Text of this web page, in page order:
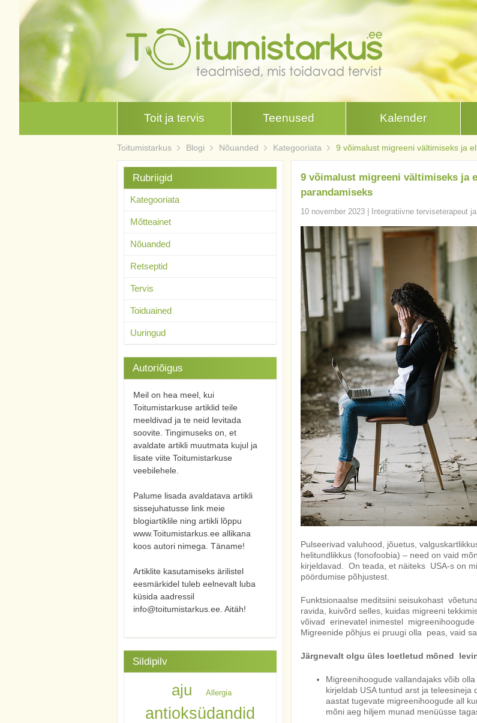
Toit ja tervis Teenused Kalender
Toitumistarkus Blogi Nõuanded Kategooriata 9 võimalust migreeni vältimiseks ja
9 võimalust migreeni vältimiseks ja
parandamiseks
10 november 2023| Integratiivne terviseterapeut
Pulseerivad valuhood, jõuetus,
helitundlikkus (fonofoobia) – need on vaid
kirjeldavad. On teada, et näiteks USA-s on
pöördumise põhjustest.
Funktsionaalse meditsiini seisukohast
ravida, kuivõrd selles, kuidas migreeni
võivad erinevatel inimestel migreenihoogude
Migreenide põhjus ei pruugi olla peas, vaid
Järgnevalt olgu üles loetletud mõned
Migreenihoogude vallandajaks võib
kirjeldab USA tuntud arst ja
aastat tugevate migreenihoogude all
mõni aeg hiljem munad menüüsse
Rubriigid
Kategooriata
Mõtteainet
Nõuanded
Retseptid
Tervis
Toiduained
Uuringud
Autoriõigus
Meil on hea meel, kui
Toitumistarkuse artiklid teile
meeldivad ja te neid levitada
soovite. Tingimuseks on, et
avaldate artikli muutmata kujul ja
lisate viite Toitumistarkuse
veebilehele.
Palume lisada avaldatava artikli
sissejuhatusse link meie
blogiartiklile ning artikli lõppu
www.Toitumistarkus.ee allikana
koos autori nimega. Täname!
Artiklite kasutamiseks ärilistel
eesmärkidel tuleb eelnevalt luba
küsida aadressil
info@toitumistarkus.ee. Aitäh!
Sildipilv
aju Allergia
antioksüdandid